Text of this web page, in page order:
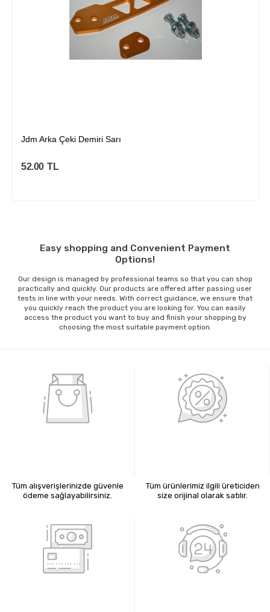
Jdm Arka Çeki Demiri Sarı
52.00 TL
Easy shopping and Convenient Payment
Options!
Our design is managed by professional teams so that you can shop
practically and quickly. Our products are offered after passing user
tests in line with your needs. With correct guidance, we ensure that
you quickly reach the product you are looking for. You can easily
access the product you want to buy and finish your shopping by
choosing the most suitable payment option.
Tüm alışverişlerinizde güvenle
ödeme sağlayabilirsiniz.
Tüm ürünlerimiz ilgili üreticiden
size orijinal olarak satılır.